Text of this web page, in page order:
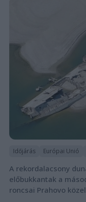
Időjárás Európai Unió
A rekordalacsony
előbukkantak a
roncsai Prahovo